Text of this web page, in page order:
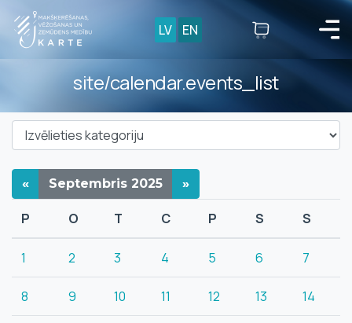
LV EN
site/calendar.events_list
« Septembris 2025 »
P O T C P S S
1 2 3 4 5 6 7
8 9 10 11 12 13 14